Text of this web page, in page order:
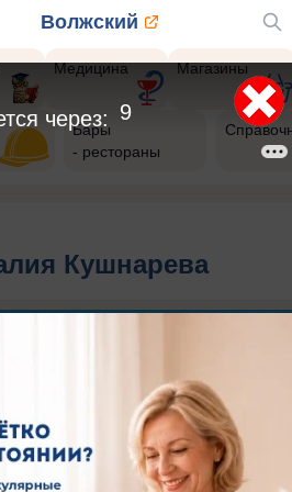
Волжский
Медицина Магазины
Бары
- рестораны
Кушнарева
Отставка
9
через: